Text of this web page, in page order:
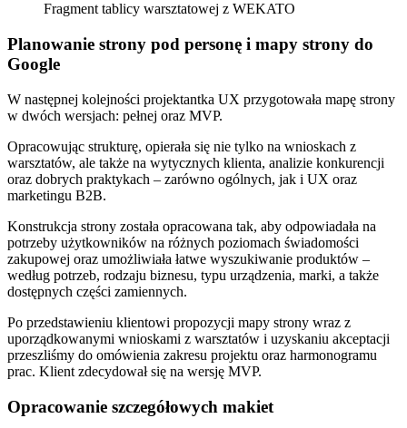
Fragment tablicy warsztatowej z WEKATO
Planowanie strony pod personę i mapy strony do
Google
W następnej kolejności projektantka UX przygotowała mapę strony
w dwóch wersjach: pełnej oraz MVP.
Opracowując strukturę, opierała się nie tylko na wnioskach z
warsztatów, ale także na wytycznych klienta, analizie konkurencji
oraz dobrych praktykach – zarówno ogólnych, jak i UX oraz
marketingu B2B.
Konstrukcja strony została opracowana tak, aby odpowiadała na
potrzeby użytkowników na różnych poziomach świadomości
zakupowej oraz umożliwiała łatwe wyszukiwanie produktów –
według potrzeb, rodzaju biznesu, typu urządzenia, marki, a także
dostępnych części zamiennych.
Po przedstawieniu klientowi propozycji mapy strony wraz z
uporządkowanymi wnioskami z warsztatów i uzyskaniu akceptacji
przeszliśmy do omówienia zakresu projektu oraz harmonogramu
prac. Klient zdecydował się na wersję MVP.
Opracowanie szczegółowych makiet